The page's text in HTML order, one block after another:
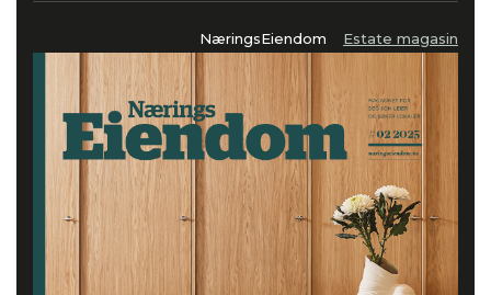
NæringsEiendom Estate magasin